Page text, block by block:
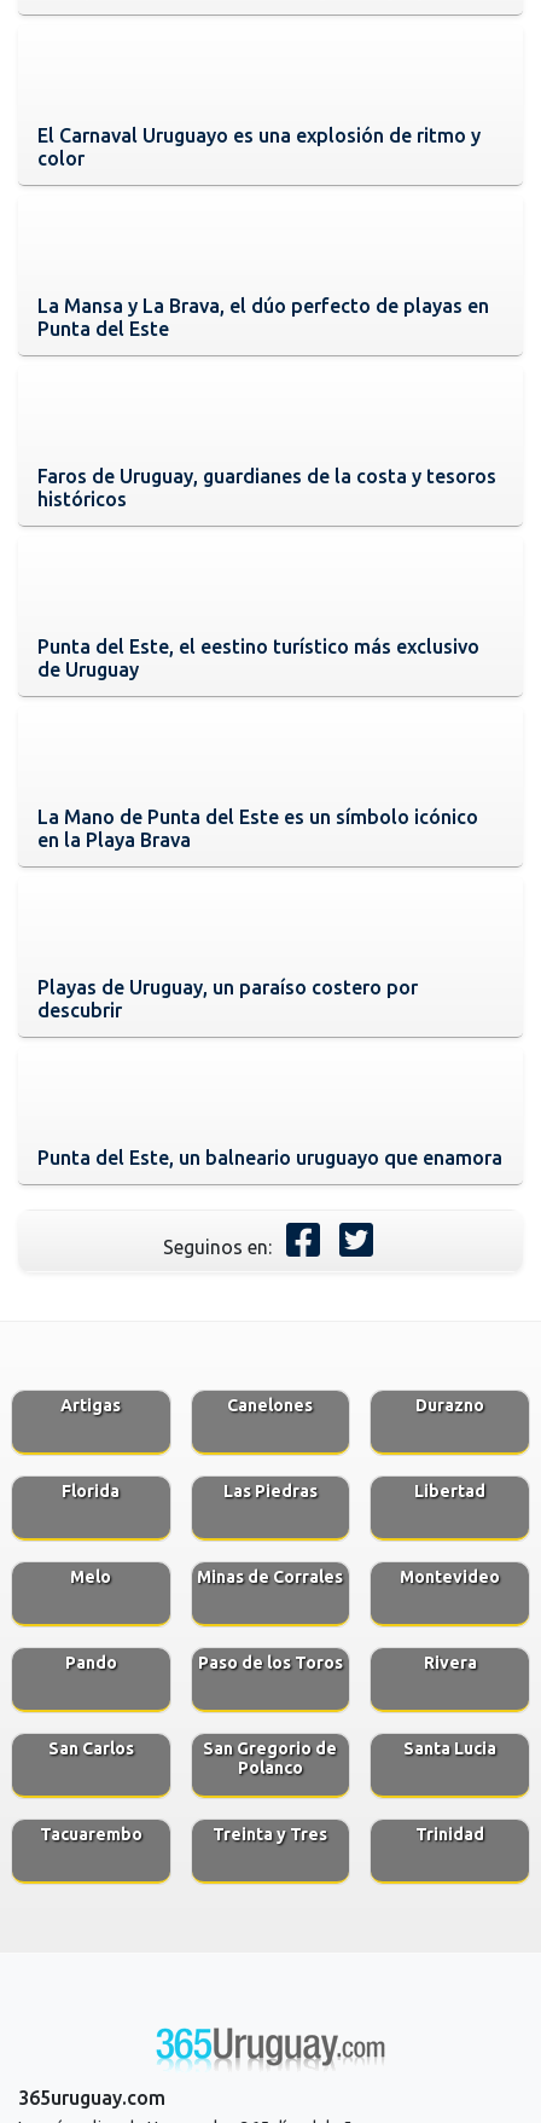
El Carnaval Uruguayo es una explosión de ritmo y
color
La Mansa y La Brava, el dúo perfecto de playas en
Punta del Este
Faros de Uruguay, guardianes de la costa y tesoros
históricos
Punta del Este, el eestino turístico más exclusivo
de Uruguay
La Mano de Punta del Este es un símbolo icónico
en la Playa Brava
Playas de Uruguay, un paraíso costero por
descubrir
Punta del Este, un balneario uruguayo que enamora
Seguinos en:
Artigas Canelones Durazno
Florida Las Piedras Libertad
Melo Minas de Corrales Montevideo
Pando Paso de los Toros Rivera
San Carlos
San Gregorio de
Polanco
Santa Lucia
Tacuarembo Treinta y Tres Trinidad
365uruguay.com